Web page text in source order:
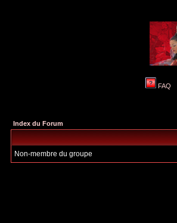
FAQ
Index du Forum
Non-membre du groupe